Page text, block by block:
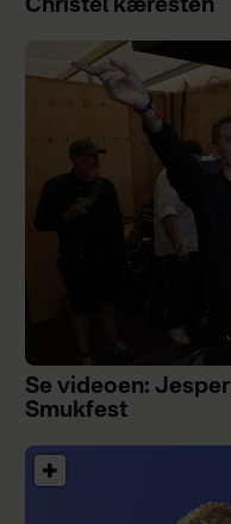
Christel kæresten
Se videoen:
Smukfest